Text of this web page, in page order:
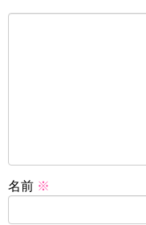
名前 ※